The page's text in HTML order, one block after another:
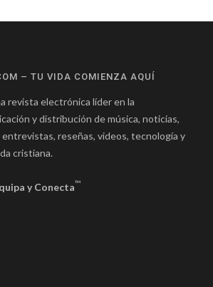
– TU VIDA COMIENZA AQUÍ
revista electrónica líder en la
y distribución de música, noticias,
reseñas, videos, tecnología y
cristiana.
y Conecta™